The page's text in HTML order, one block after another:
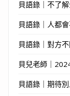
貝語錄｜不了
貝語錄｜人都
貝語錄｜對方
貝兒老師｜
貝語錄｜期待